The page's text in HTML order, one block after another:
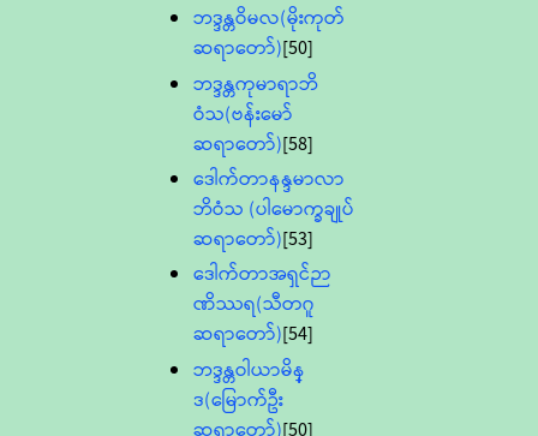
ဘဒ္ဒန္တဝိမလ(မိုးကုတ်
ဆရာတော်)[50]
ဘဒ္ဒန္တကုမာရာဘိ
ဝံသ(ဗန်းမော်
ဆရာတော်)[58]
ဒေါက်တာနန္ဒမာလာ
ဘိဝံသ (ပါမောက္ခချုပ်
ဆရာတော်)[53]
ဒေါက်တာအရှင်ဉာ
ဏိဿရ(သီတဂူ
ဆရာတော်)[54]
ဘဒ္ဒန္တဝါယာမိန္
ဒ(မြောက်ဦး